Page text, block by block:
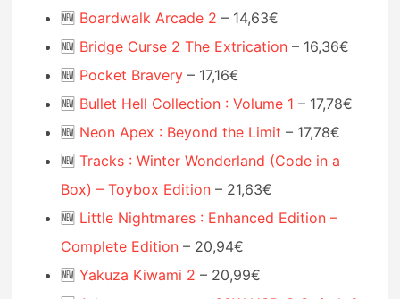
🆕 Boardwalk Arcade 2 – 14,63€
🆕 Bridge Curse 2 The Extrication – 16,36€
🆕 Pocket Bravery – 17,16€
🆕 Bullet Hell Collection : Volume 1 – 17,78€
🆕 Neon Apex : Beyond the Limit – 17,78€
🆕Tracks : Winter Wonderland (Code in a
Box) – Toybox Edition – 21,63€
🆕 Little Nightmares : Enhanced Edition –
Complete Edition – 20,94€
🆕Yakuza Kiwami 2 – 20,99€